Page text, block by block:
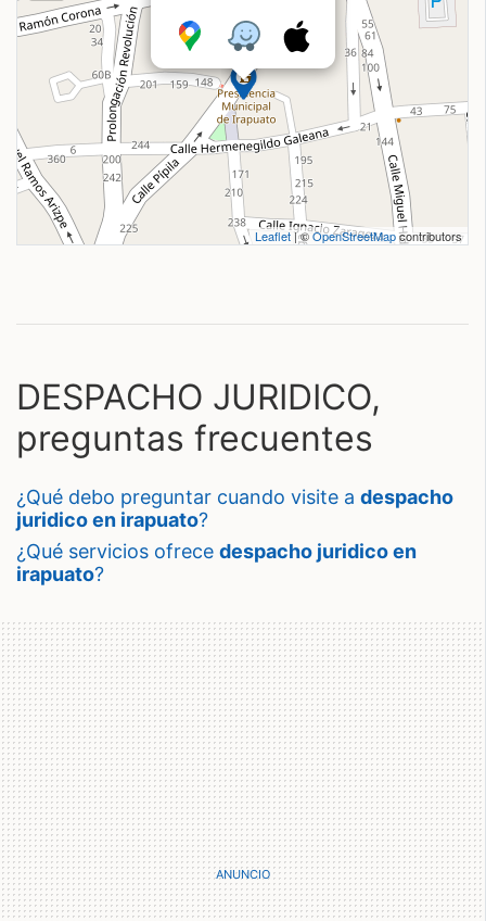
Leaflet| ©OpenStreetMapcontributors
DESPACHO JURIDICO,
preguntas frecuentes
¿qué debo preguntar cuando visite a despacho
juridico en irapuato?
¿qué servicios ofrece despacho juridico en
irapuato?